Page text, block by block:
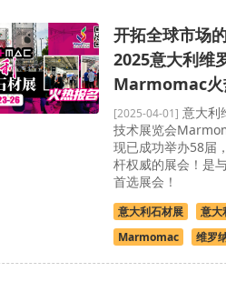
开拓全球市场
2025意大利维
Marmomac火
[2025-04-01] 意大利
技术展览会
现已成功举办58届
杆权威的展会！是
首选展会！
意大利石材展
意大
Marmomac
维罗